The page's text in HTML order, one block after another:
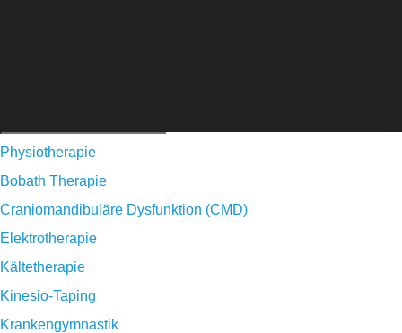
Physiotherapie
Bobath Therapie
Craniomandibuläre Dysfunktion (CMD)
Elektrotherapie
Kältetherapie
Kinesio-Taping
Krankengymnastik